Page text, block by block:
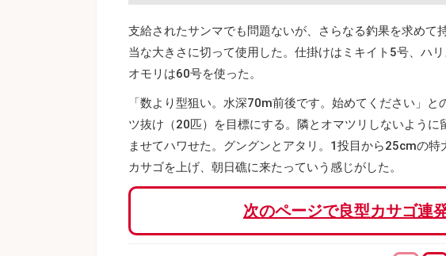
支給されたサンマでも問題ないが、さらなる釣果を求めて
当な大きさに切って使用した。仕掛けはミキイト5号、ハ
オモリは60号を使った。
「数より型狙い。水深70m前後です。始めてください」
ツ抜け（20匹）を目標にする。隣とオマツリしないよう
ませてハワせた。グングンとアタリ。1投目から25cmの
カサゴを上げ、朝日礁に来たっていう感じがした。
次のページで良型カサゴ連